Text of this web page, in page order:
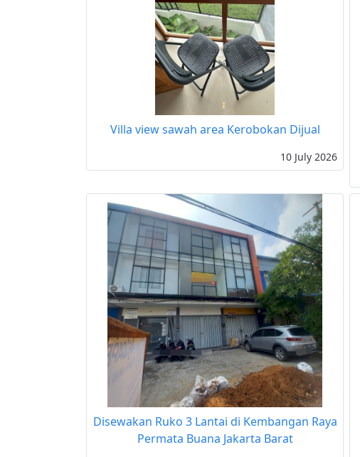
Villa view sawah area Kerobokan Dijual
10 July 2026
Disewakan Ruko 3 Lantai di Kembangan Raya
Permata Buana Jakarta Barat